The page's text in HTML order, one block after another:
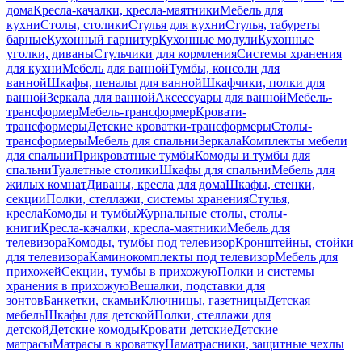
домаКресла-качалки, кресла-маятникиМебель для
кухниСтолы, столикиСтулья для кухниСтулья, табуреты
барныеКухонный гарнитурКухонные модулиКухонные
уголки, диваныСтульчики для кормленияСистемы хранения
для кухниМебель для ваннойТумбы, консоли для
ваннойШкафы, пеналы для ваннойШкафчики, полки для
ваннойЗеркала для ваннойАксессуары для ваннойМебель-
трансформерМебель-трансформерКровати-
трансформерыДетские кроватки-трансформерыСтолы-
трансформерыМебель для спальниЗеркалаКомплекты мебели
для спальниПрикроватные тумбыКомоды и тумбы для
спальниТуалетные столикиШкафы для спальниМебель для
жилых комнатДиваны, кресла для домаШкафы, стенки,
секцииПолки, стеллажи, системы храненияСтулья,
креслаКомоды и тумбыЖурнальные столы, столы-
книгиКресла-качалки, кресла-маятникиМебель для
телевизораКомоды, тумбы под телевизорКронштейны, стойки
для телевизораКаминокомплекты под телевизорМебель для
прихожейСекции, тумбы в прихожуюПолки и системы
хранения в прихожуюВешалки, подставки для
зонтовБанкетки, скамьиКлючницы, газетницыДетская
мебельШкафы для детскойПолки, стеллажи для
детскойДетские комодыКровати детскиеДетские
матрасыМатрасы в кроваткуНаматрасники, защитные чехлы